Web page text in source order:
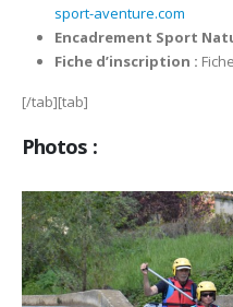
sport-aventure.com
Encadrement Sport
Fiche d’inscription :
[/tab][tab]
Photos :